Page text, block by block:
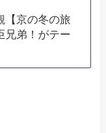
【京の冬の旅
兄弟！がテー